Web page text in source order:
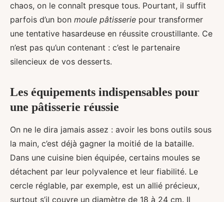
chaos, on le connaît presque tous. Pourtant, il suffit
parfois d’un bon moule pâtisserie pour transformer
une tentative hasardeuse en réussite croustillante. Ce
n’est pas qu’un contenant : c’est le partenaire
silencieux de vos desserts.
Les équipements indispensables pour
une pâtisserie réussie
On ne le dira jamais assez : avoir les bons outils sous
la main, c’est déjà gagner la moitié de la bataille.
Dans une cuisine bien équipée, certains moules se
détachent par leur polyvalence et leur fiabilité. Le
cercle réglable, par exemple, est un allié précieux,
surtout s’il couvre un diamètre de 18 à 24 cm. Il